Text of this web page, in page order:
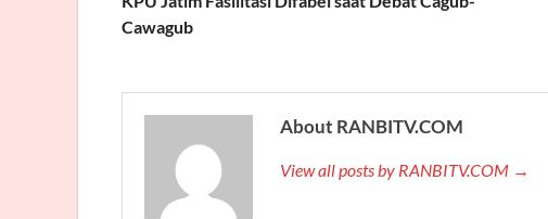
Cawagub
About RANBITV.COM
View all posts by RANBITV.COM →